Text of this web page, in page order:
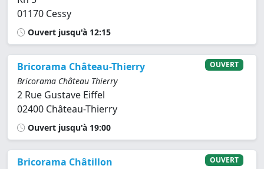
01170 Cessy
Ouvert jusqu'à 12:15
Bricorama Château-Thierry
Bricorama Château Thierry
2 Rue Gustave Eiffel
02400 Château-Thierry
OUVERT
Ouvert jusqu'à 19:00
Bricorama Châtillon OUVERT